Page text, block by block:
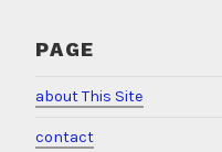
PAGE
about This Site
contact